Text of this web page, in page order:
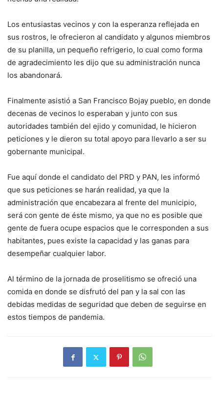
Los entusiastas vecinos y con la esperanza reflejada en
sus rostros, le ofrecieron al candidato y algunos miembros
de su planilla, un pequeño refrigerio, lo cual como forma
de agradecimiento les dijo que su administración nunca
los abandonará.
Finalmente asistió a San Francisco Bojay pueblo, en donde
decenas de vecinos lo esperaban y junto con sus
autoridades también del ejido y comunidad, le hicieron
peticiones y le dieron su total apoyo para llevarlo a ser su
gobernante municipal.
Fue aquí donde el candidato del PRD y PAN, les informó
que sus peticiones se harán realidad, ya que la
administración que encabezara al frente del municipio,
será con gente de éste mismo, ya que no es posible que
gente de fuera ocupe espacios que le corresponden a sus
habitantes, pues existe la capacidad y las ganas para
desempeñar cualquier labor.
Al término de la jornada de proselitismo se ofreció una
comida en donde se disfrutó del pan y la sal con las
debidas medidas de seguridad que deben de seguirse en
estos tiempos de pandemia.